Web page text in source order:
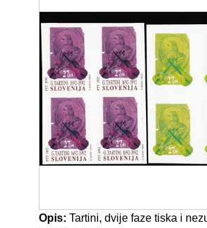
Opis: Tartini, dvije faze tiska i